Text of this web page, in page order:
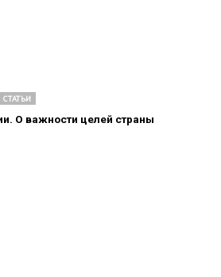
О важности целей страны